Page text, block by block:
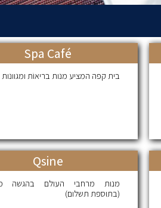
Spa Café
בית קפה המציע מנות בריאוֹת ומגוונות
Qsine
מנות מרחבי העולם בהגשה
(בתוספת תשלום)